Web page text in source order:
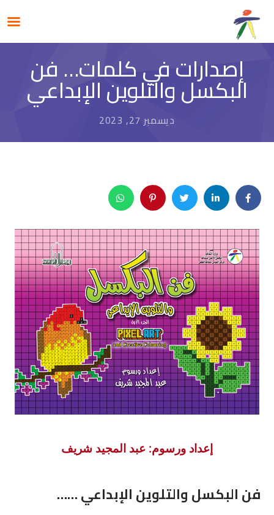
إصدارات في كلمات… فن
البكسل والتلوين الإبداعي
ديسمبر 27, 2023
إعداد ورسوم: عبد المجيد شريف
فن البكسل والتلوين الإبداعي ……